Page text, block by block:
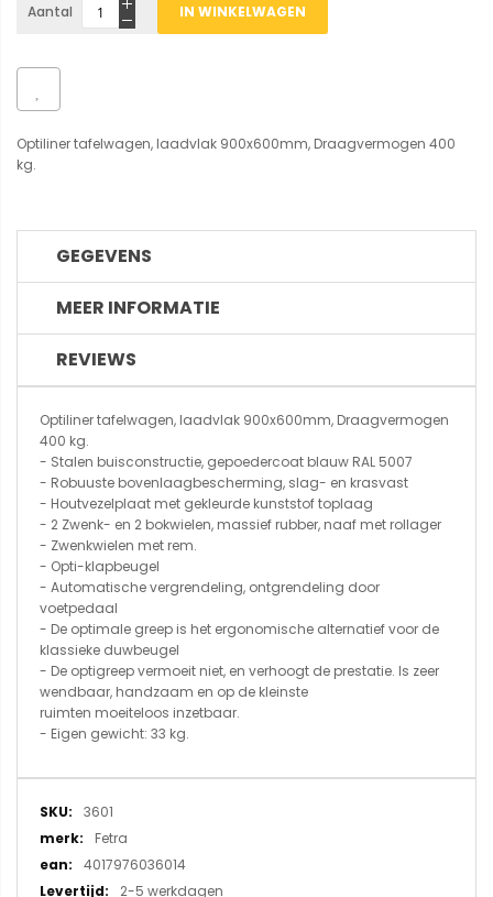
Aantal IN WINKELWAGEN
Optiliner tafelwagen, laadvlak 900x600mm, Draagvermogen 400
kg.
GEGEVENS
MEER INFORMATIE
REVIEWS
Optiliner tafelwagen, laadvlak 900x600mm, Draagvermogen
400 kg.
- Stalen buisconstructie, gepoedercoat blauw RAL 5007
- Robuuste bovenlaagbescherming, slag- en krasvast
- Houtvezelplaat met gekleurde kunststof toplaag
- 2 Zwenk- en 2 bokwielen, massief rubber, naaf met rollager
- Zwenkwielen met rem.
- Opti-klapbeugel
- Automatische vergrendeling, ontgrendeling door
voetpedaal
- De optimale greep is het ergonomische alternatief voor de
klassieke duwbeugel
- De optigreep vermoeit niet, en verhoogt de prestatie. Is zeer
wendbaar, handzaam en op de kleinste
ruimten moeiteloos inzetbaar.
- Eigen gewicht: 33 kg.
Meer
informatie
3601
Fetra
4017976036014
2-5 werkdagen